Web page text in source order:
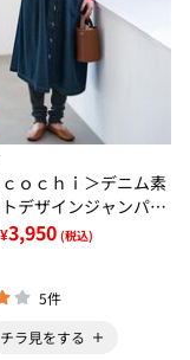
ｏｃｈｉ＞デニム素
デザインジャンパー
¥3,950 (税込)
5件
チラ見をする